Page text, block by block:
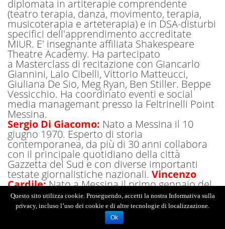
diplomata in artiterapie comprendente
(teatro terapia, danza, movimento, terapia,
musicoterapia e arteterapia) e in DSA-disturbi
specifici dell'apprendimento accreditate
MIUR. E' insegnante affiliata Shakespeare
Theatre Academy. Ha partecipato
a Masterclass di recitazione con Giancarlo
Giannini, Lalo Cibelli, Vittorio Matteucci,
Giuliana De Sio, Meg Ryan, Ben Stiller. Beppe
Vessicchio. Ha coordinato eventi e social
media managemant presso la Feltrinelli Point
Messina.
Sergio Di Giacomo: Nato a Messina il 10
giugno 1970. Esperto di storia
contemporanea, da più di 30 anni collabora
con il principale quotidiano della città
Gazzetta del Sud e con diverse importanti
testate giornalistiche nazionali. Vincenzo
Cardile:Nato a Messina il primo gennaio del
1975, avvocato tributarista di professione,
radioascoltatore, radiotrasmettitore,
Instagram Addict e scribacchino per
passione. Messinese, vespista con cuffiette,
Questo sito utilizza cookie. Proseguendo, accetti la nostra Informativa sulla
privacy, incluso l’uso dei cookie e di altre tecnologie di localizzazione.
Ok